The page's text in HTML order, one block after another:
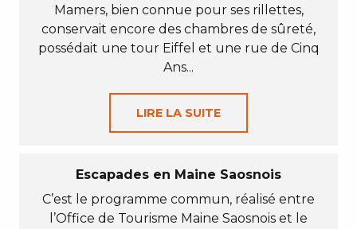
Mamers, bien connue pour ses rillettes,
conservait encore des chambres de sûreté,
possédait une tour Eiffel et une rue de Cinq
Ans...
LIRE LA SUITE
Escapades en Maine Saosnois
C’est le programme commun, réalisé entre
l’Office de Tourisme Maine Saosnois et le